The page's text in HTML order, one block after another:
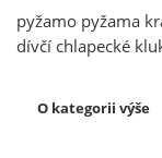
pyžamo pyžama
dívčí chlapecké
O kategorii výše